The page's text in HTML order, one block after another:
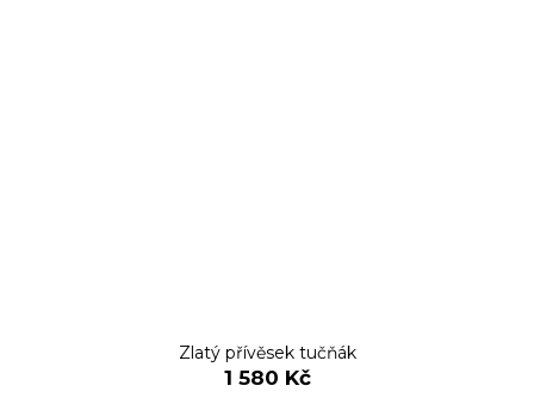
Zlatý přívěsek tučňák
1 580 Kč